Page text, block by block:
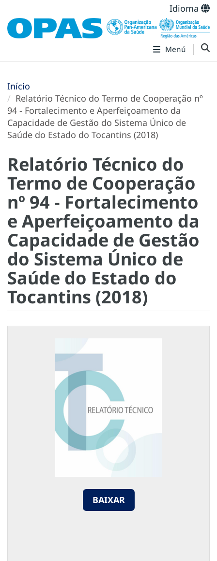
Idioma
Menú
Início
Relatório Técnico do Termo de Cooperação nº
94 - Fortalecimento e Aperfeiçoamento da
Capacidade de Gestão do Sistema Único de
Saúde do Estado do Tocantins (2018)
Relatório Técnico do
Termo de Cooperação
nº 94 - Fortalecimento
e Aperfeiçoamento da
Capacidade de Gestão
do Sistema Único de
Saúde do Estado do
Tocantins (2018)
BAIXAR